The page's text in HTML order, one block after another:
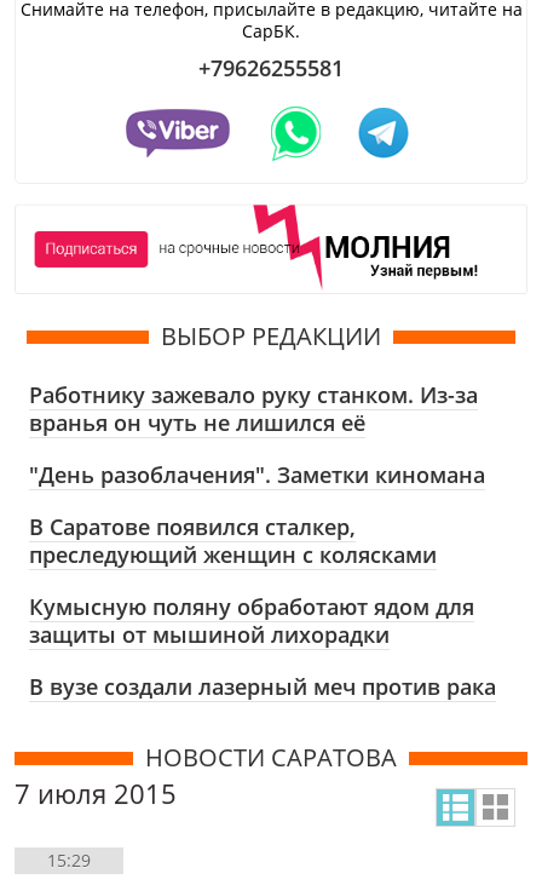
Снимайте на телефон, присылайте в редакцию, читайте на
СарБК.
+79626255581
ВЫБОР РЕДАКЦИИ
Работнику зажевало руку станком. Из-за
вранья он чуть не лишился её
"День разоблачения". Заметки киномана
В Саратове появился сталкер,
преследующий женщин с колясками
Кумысную поляну обработают ядом для
защиты от мышиной лихорадки
В вузе создали лазерный меч против рака
НОВОСТИ САРАТОВА
7 июля 2015
15:29